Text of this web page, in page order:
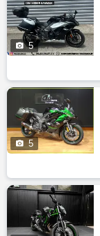
 5
 5